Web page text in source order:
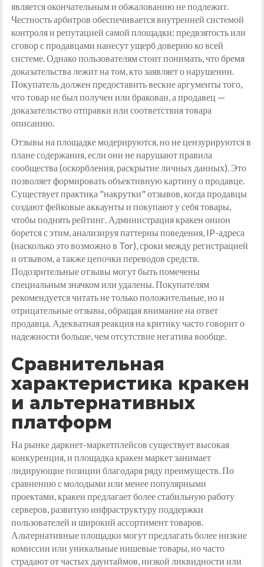
является окончательным и обжалованию не подлежит.
Честность арбитров обеспечивается внутренней системой
контроля и репутацией самой площадки: предвзятость или
сговор с продавцами нанесут ущерб доверию ко всей
системе. Однако пользователям стоит понимать, что бремя
доказательства лежит на том, кто заявляет о нарушении.
Покупатель должен предоставить веские аргументы того,
что товар не был получен или бракован, а продавец —
доказательство отправки или соответствия товара
описанию.
Отзывы на площадке модерируются, но не цензурируются в
плане содержания, если они не нарушают правила
сообщества (оскорбления, раскрытие личных данных). Это
позволяет формировать объективную картину о продавце.
Существует практика "накрутки" отзывов, когда продавцы
создают фейковые аккаунты и покупают у себя товары,
чтобы поднять рейтинг. Администрация кракен онион
борется с этим, анализируя паттерны поведения, IP-адреса
(насколько это возможно в Tor), сроки между регистрацией
и отзывом, а также цепочки переводов средств.
Подозрительные отзывы могут быть помечены
специальным значком или удалены. Покупателям
рекомендуется читать не только положительные, но и
отрицательные отзывы, обращая внимание на ответ
продавца. Адекватная реакция на критику часто говорит о
надежности больше, чем отсутствие негатива вообще.
Сравнительная
характеристика кракен
и альтернативных
платформ
На рынке даркнет-маркетплейсов существует высокая
конкуренция, и площадка кракен маркет занимает
лидирующие позиции благодаря ряду преимуществ. По
сравнению с молодыми или менее популярными
проектами, кракен предлагает более стабильную работу
серверов, развитую инфраструктуру поддержки
пользователей и широкий ассортимент товаров.
Альтернативные площадки могут предлагать более низкие
комиссии или уникальные нишевые товары, но часто
страдают от частых даунтаймов, низкой ликвидности или